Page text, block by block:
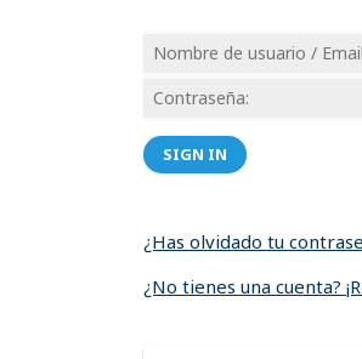
SIGN IN
¿Has olvidado tu
¿No tienes una cuenta?